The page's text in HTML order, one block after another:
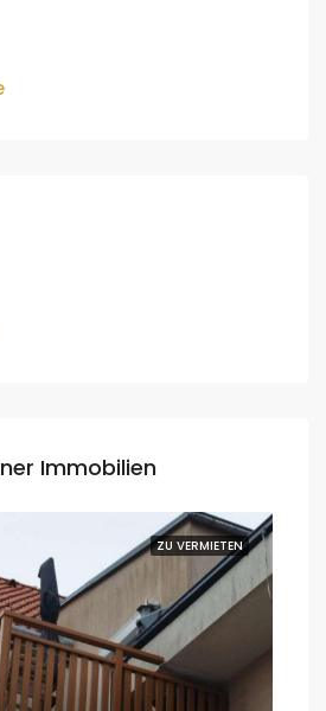
Immobilien
ZU VERMIETEN